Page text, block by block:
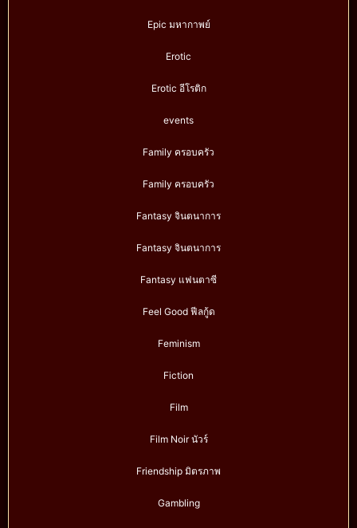
Epic มหากาพย์
Erotic
Erotic อีโรติก
events
Family ครอบครัว
Family ครอบครัว
Fantasy จินตนาการ
Fantasy จินตนาการ
Fantasy แฟนตาซี
Feel Good ฟีลกู้ด
Feminism
Fiction
Film
Film Noir นัวร์
Friendship มิตรภาพ
Gambling